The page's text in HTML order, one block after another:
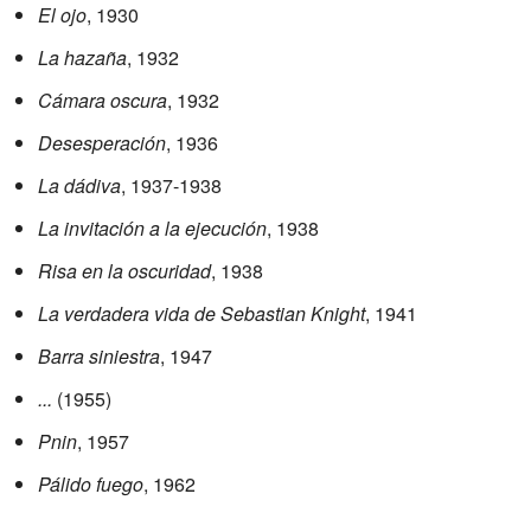
El ojo, 1930
La hazaña, 1932
Cámara oscura, 1932
Desesperación, 1936
La dádiva, 1937-1938
La invitación a la ejecución, 1938
Risa en la oscuridad, 1938
La verdadera vida de Sebastian Knight, 1941
Barra siniestra, 1947
... (1955)
Pnin, 1957
Pálido fuego, 1962